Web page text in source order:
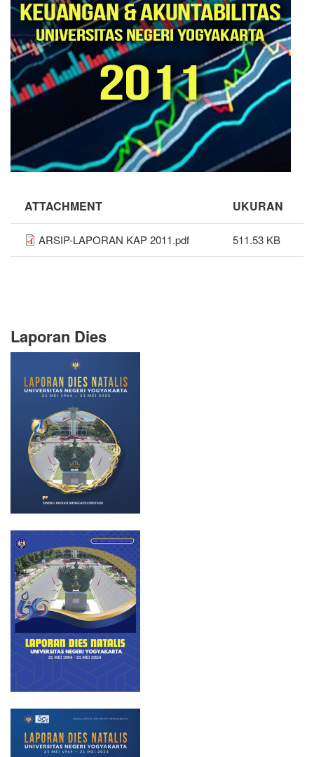
ATTACHMENT UKURAN
ARSIP-LAPORAN KAP 2011.pdf 511.53 KB
Laporan Dies